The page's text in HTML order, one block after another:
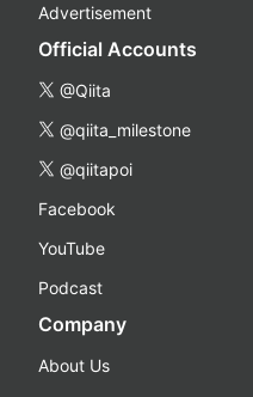
Advertisement
Official Accounts
@Qiita
@qiita_milestone
@qiitapoi
Facebook
YouTube
Podcast
Company
About Us